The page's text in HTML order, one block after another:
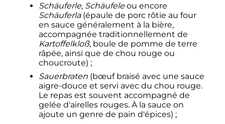
Schäuferle, Schäufeleou encore
Schäuferla(épaule de porc rôtie au four
en sauce généralement à la bière,
accompagnée traditionnellement de
Kartoffelkloß, boule de pomme de terre
râpée, ainsi que de chou rouge ou
choucroute) ;
Sauerbraten(bœuf braisé avec une sauce
aigre-douce et servi avec du chou rouge.
Le repas est souvent accompagné de
gelée d'airelles rouges. À la sauce on
ajoute un genre de pain d'épices) ;